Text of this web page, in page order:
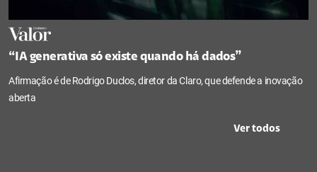
“IA generativa só existe quando há dados”
Afirmação é de Rodrigo Duclos, diretor da Claro, que defende a inovação
aberta
Ver todos